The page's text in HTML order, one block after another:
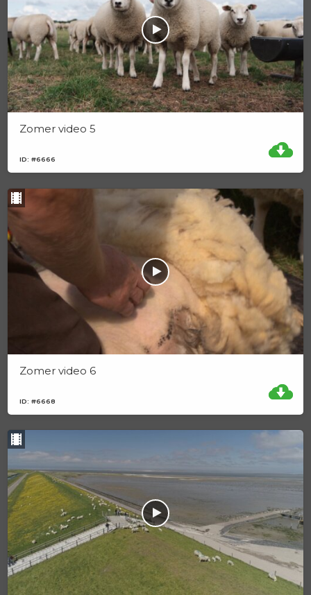
Zomer video 5
ID: #6666
Zomer video 6
ID: #6668